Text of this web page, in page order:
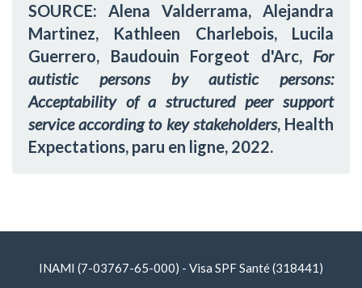
SOURCE: Alena Valderrama, Alejandra
Martinez, Kathleen Charlebois, Lucila
Guerrero, Baudouin Forgeot d'Arc, For
autistic persons by autistic persons:
Acceptability of a structured peer support
service according to key stakeholders, Health
Expectations, paru en ligne, 2022.
INAMI (7-03767-65-000) - Visa SPF Santé (318441)